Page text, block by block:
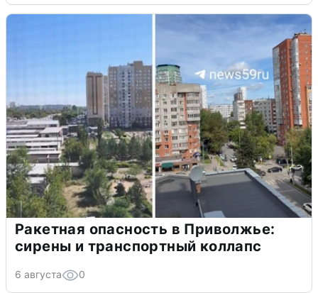
Ракетная опасность в Приволжье:
сирены и транспортный коллапс
6 августа 0